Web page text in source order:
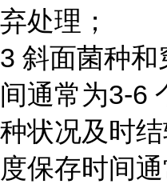
弃处理；
3 斜面菌种
间通常为3-6
种状况及时
度保存时间